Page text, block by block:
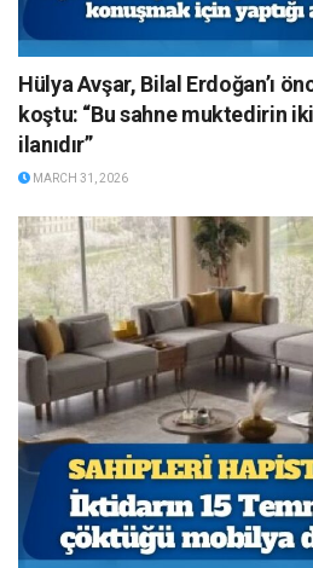
Hülya Avşar, Bilal Erdoğan’ı
koştu: “Bu sahne muktedirin
ilanıdır”
MARCH 31, 2026